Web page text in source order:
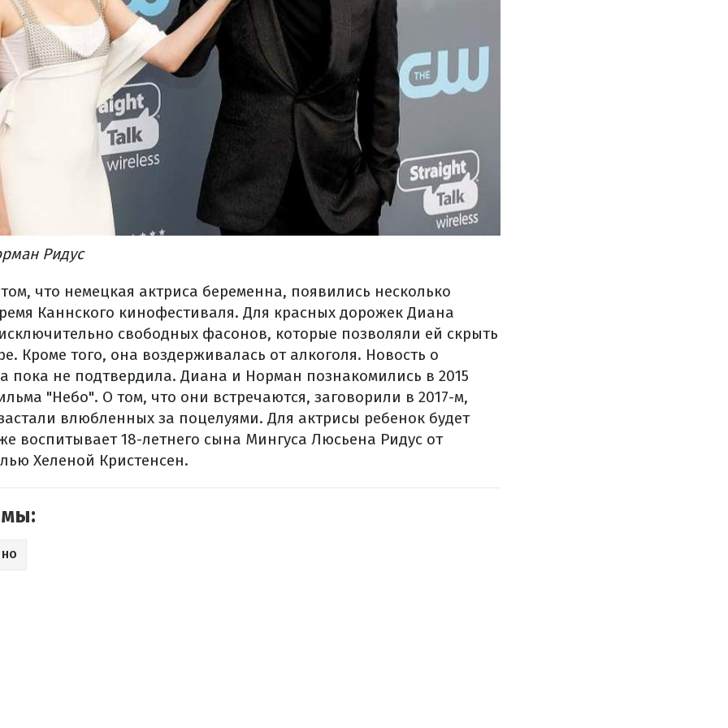
Ридус
что немецкая актриса беременна, появились несколько
Каннского кинофестиваля. Для красных дорожек Диана
свободных фасонов, которые позволяли ей скрыть
Кроме того, она воздерживалась от алкоголя. Новость о
пока не подтвердила. Диана и Норман познакомились в 2015
"Небо". О том, что они встречаются, заговорили в 2017-м,
влюбленных за поцелуями. Для актрисы ребенок будет
воспитывает 18-летнего сына Мингуса Люсьена Ридус от
Хеленой Кристенсен.